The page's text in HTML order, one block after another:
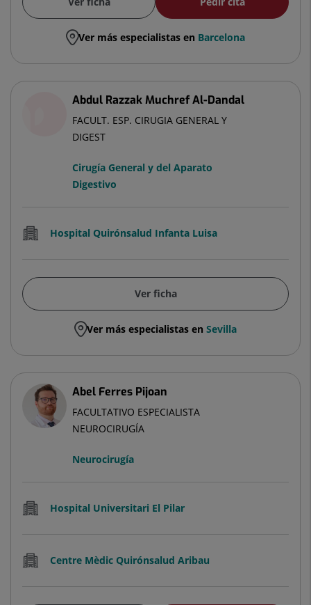
Ver más especialistas en Barcelona
Abdul Razzak Muchref Al-Dandal
FACULT. ESP. CIRUGIA GENERAL Y
DIGEST
Cirugía General y del Aparato
Digestivo
Hospital Quirónsalud Infanta Luisa
Ver ficha
Ver más especialistas en Sevilla
Abel Ferres Pijoan
FACULTATIVO ESPECIALISTA
NEUROCIRUGÍA
Neurocirugía
Hospital Universitari El Pilar
Centre Mèdic Quirónsalud Aribau